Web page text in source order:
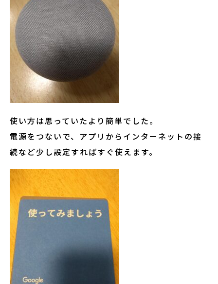
使い方は思っていたより簡単でした。
電源をつないで、アプリからインターネットの接
続など少し設定すればすぐ使えます。